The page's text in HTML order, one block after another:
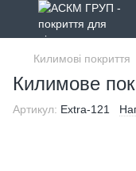
Килимові покриття
Килимове
Артикул: Extra-121